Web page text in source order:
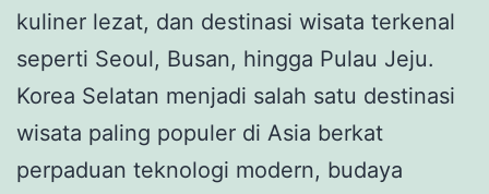
kuliner lezat, dan destinasi wisata terkenal
seperti Seoul, Busan, hingga Pulau Jeju.
Korea Selatan menjadi salah satu destinasi
wisata paling populer di Asia berkat
perpaduan teknologi modern, budaya